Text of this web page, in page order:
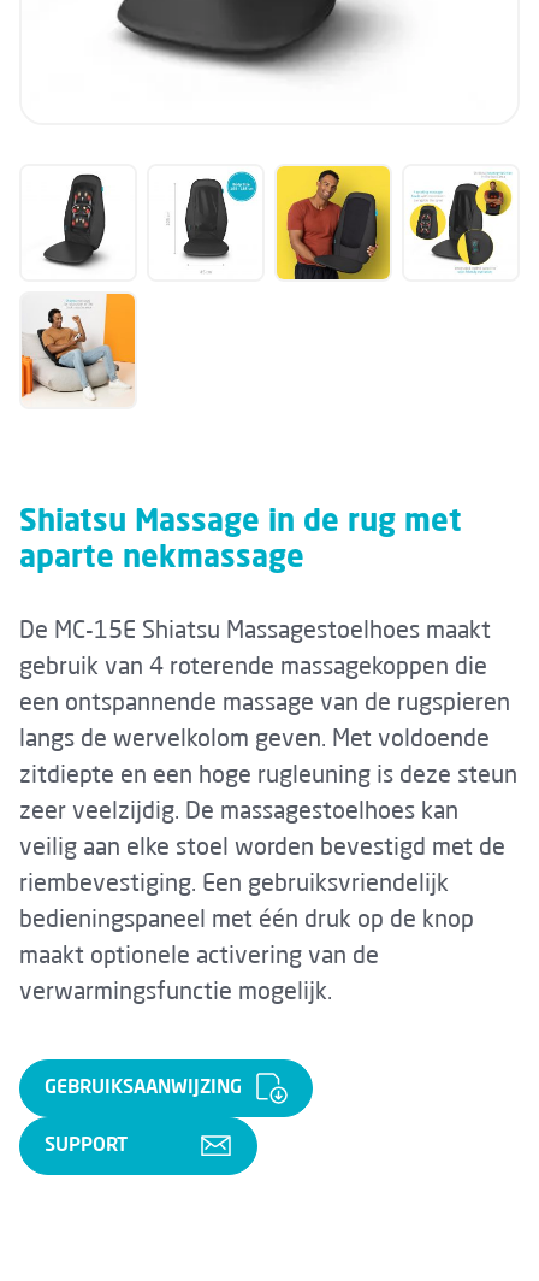
Shiatsu Massage in de rug met
aparte nekmassage
De MC-15E Shiatsu Massagestoelhoes maakt
gebruik van 4 roterende massagekoppen die
een ontspannende massage van de rugspieren
langs de wervelkolom geven. Met voldoende
zitdiepte en een hoge rugleuning is deze steun
zeer veelzijdig. De massagestoelhoes kan
veilig aan elke stoel worden bevestigd met de
riembevestiging. Een gebruiksvriendelijk
bedieningspaneel met één druk op de knop
maakt optionele activering van de
verwarmingsfunctie mogelijk.
GEBRUIKSAANWIJZING
SUPPORT